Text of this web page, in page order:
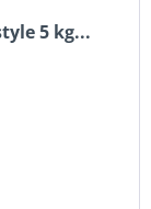
5 kg...